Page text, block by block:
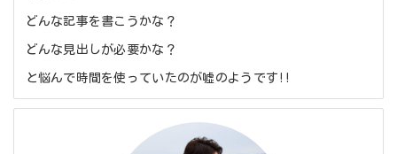
どんな記事を書こうかな？
どんな見出しが必要かな？
と悩んで時間を使っていたのが嘘のようです!!